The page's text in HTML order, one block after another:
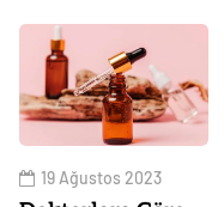
19 Ağustos 2023